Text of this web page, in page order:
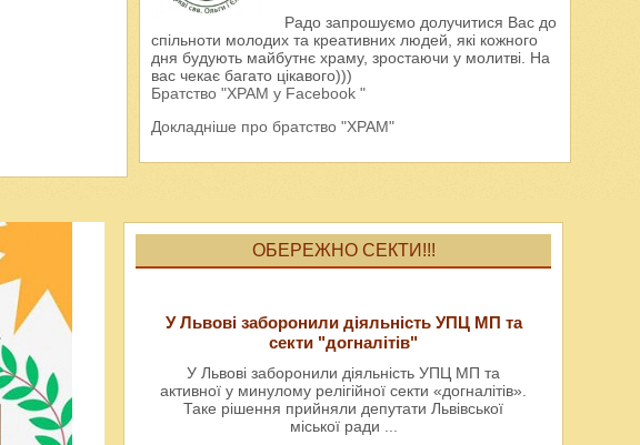
Радо запрошуємо долучитися Вас до
спільноти молодих та креативних людей, які кожного
дня будують майбутнє храму, зростаючи у молитві. На
вас чекає багато цікавого)))
Братство "ХРАМ у Facebook "
Докладніше про братство "ХРАМ"
ОБЕРЕЖНО СЕКТИ!!!
У Львові заборонили діяльність УПЦ МП та
секти "догналітів"
У Львові заборонили діяльність УПЦ МП та
активної у минулому релігійної секти «догналітів».
Таке рішення прийняли депутати Львівської
міської ради